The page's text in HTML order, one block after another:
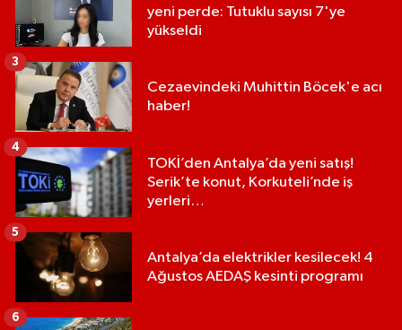
yeni perde: Tutuklu sayısı 7'ye
yükseldi
Cezaevindeki Muhittin Böcek'e acı
haber!
3
TOKİ’den Antalya’da yeni satış!
Serik’te konut, Korkuteli’nde iş
yerleri…
4
Antalya’da elektrikler kesilecek! 4
Ağustos AEDAŞ kesinti programı
5
6